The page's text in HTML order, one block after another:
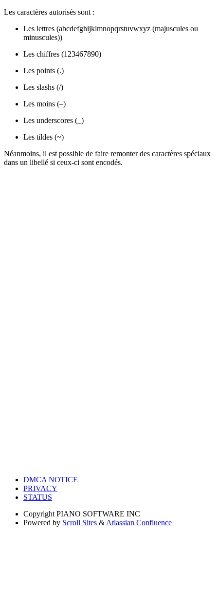
Les caractères autorisés sont :
Les lettres (abcdefghijklmnopqrstuvwxyz (majuscules ou
minuscules))
Les chiffres (123467890)
Les points (.)
Les slashs (/)
Les moins (–)
Les underscores (_)
Les tildes (~)
Néanmoins, il est possible de faire remonter des caractères spéciaux
dans un libellé si ceux-ci sont encodés.
DMCA NOTICE
PRIVACY
STATUS
Copyright PIANO SOFTWARE INC
Powered by Scroll Sites & Atlassian Confluence